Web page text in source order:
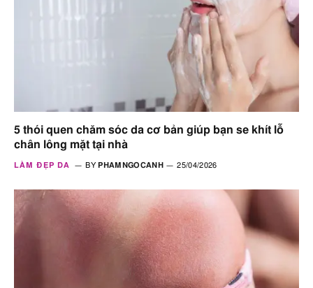
5 thói quen chăm sóc da cơ bản giúp bạn se khít lỗ
chân lông mặt tại nhà
LÀM ĐẸP DA BY PHAMNGOCANH 25/04/2026